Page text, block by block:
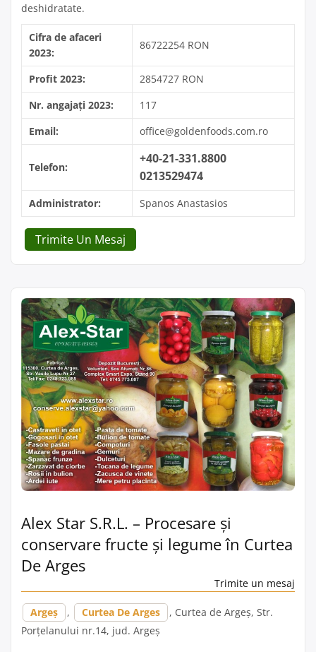
deshidratate.
Cifra de afaceri
2023:
86722254 RON
Profit 2023:
2854727 RON
Nr. angajați 2023:
117
Email:
office@goldenfoods.com.ro
Telefon:
+40-21-331.8800
0213529474
Administrator: Spanos Anastasios
Trimite Un Mesaj
Alex Star S.R.L. – Procesare și
conservare fructe și legume în Curtea
De Arges
Trimite un mesaj
Argeș , Curtea De Arges
, Curtea de Argeș, Str.
Porțelanului nr.14, jud. Argeș